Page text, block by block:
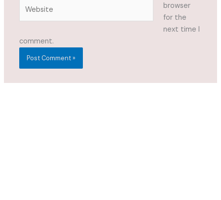
browser
for the
next time I
comment.